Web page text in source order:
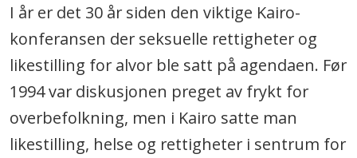
I år er det 30 år siden den viktige Kairo-
konferansen der seksuelle rettigheter og
likestilling for alvor ble satt på agendaen. Før
1994 var diskusjonen preget av frykt for
overbefolkning, men i Kairo satte man
likestilling, helse og rettigheter i sentrum for